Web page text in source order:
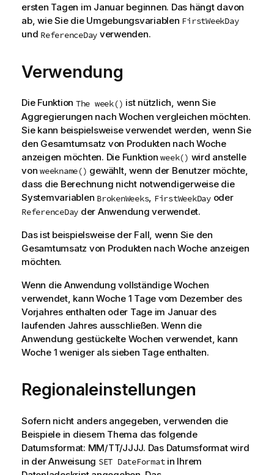
ersten Tagen im Januar beginnen. Das hängt davon
ab, wie Sie die Umgebungsvariablen FirstWeekDay
und ReferenceDay verwenden.
Verwendung
Die Funktion The week() ist nützlich, wenn Sie
Aggregierungen nach Wochen vergleichen möchten.
Sie kann beispielsweise verwendet werden, wenn Sie
den Gesamtumsatz von Produkten nach Woche
anzeigen möchten. Die Funktionweek() wird anstelle
von weekname() gewählt, wenn der Benutzer möchte,
dass die Berechnung nicht notwendigerweise die
Systemvariablen BrokenWeeks, FirstWeekDayoder
ReferenceDay der Anwendung verwendet.
Das ist beispielsweise der Fall, wenn Sie den
Gesamtumsatz von Produkten nach Woche anzeigen
möchten.
Wenn die Anwendung vollständige Wochen
verwendet, kann Woche 1 Tage vom Dezember des
Vorjahres enthalten oder Tage im Januar des
laufenden Jahres ausschließen. Wenn die
Anwendung gestückelte Wochen verwendet, kann
Woche 1 weniger als sieben Tage enthalten.
Regionaleinstellungen
Sofern nicht anders angegeben, verwenden die
Beispiele in diesem Thema das folgende
Datumsformat: MM/TT/JJJJ. Das Datumsformat wird
in der Anweisung SET DateFormatin Ihrem